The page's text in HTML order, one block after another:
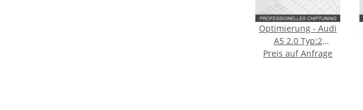
Optimierung - Audi
A5 2.0 Typ:2
generation (F5)
Preis auf Anfrage